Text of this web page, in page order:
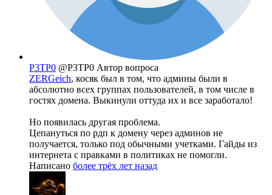
P3TP0 @P3TP0 Автор вопроса
ZERGeich, косяк был в том, что админы были в
абсолютно всех группах пользователей, в том числе в
гостях домена. Выкинули оттуда их и все заработало!
Но появилась другая проблема.
Цепануться по рдп к домену через админов не
получается, только под обычными учетками. Гайды из
интернета с правками в политиках не помогли.
Написано более трёх лет назад